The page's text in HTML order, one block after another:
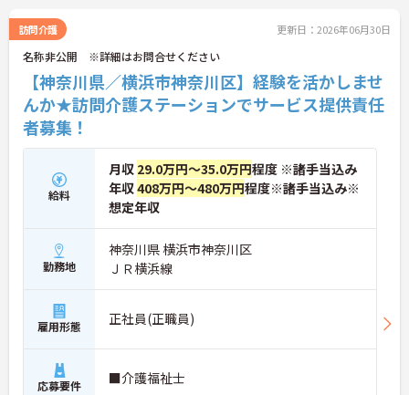
談で不安を解消できるフォロー体制もあり、介護福
祉士の資格取得やサ責や管理者への着実なキャリア
アップを目指す有資格者の方に推奨できる環境で
す。
★おすすめPOINT★
【夜勤なし・曜日固定の休日で、身体への負担を抑
えた働き方が実現できます】
しないため、生活リズムを整えながら健康的に働き
続けることができます
・完全週休2日制（曜日固定）を採用していること
【専門資格を活かした収入アップと明確なキャリア
形成が期待できます】
・資格手当が支給されるほか、年2回の評価面談で
個人の頑張りが給与に還元される仕組みが整ってい
ます
・サービス提供責任者や管理者へのキャリアアップ
も目指せます
訪問介護 更新日：2026年06月30日
名称非公開 ※詳細はお問合せください
【神奈川県／横浜市神奈川区】経験を活かしませ
んか★訪問介護ステーションでサービス提供責任
者募集！
給料
月収 29.0万円～35.0万円程度 ※諸手当込み
年収408万円～480万円程度※諸手当込み※
想定年収
勤務地
神奈川県 横浜市神奈川区
ＪＲ横浜線
雇用形態 正社員(正職員)
応募要件 ■介護福祉士